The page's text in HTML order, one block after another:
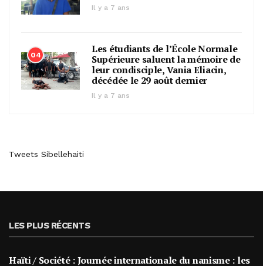
Il y a 7 ans
04
Les étudiants de l’École Normale
Supérieure saluent la mémoire de
leur condisciple, Vania Eliacin,
décédée le 29 août dernier
Il y a 7 ans
Tweets Sibellehaiti
LES PLUS RÉCENTS
Haïti / Société : Journée internationale du nanisme : les